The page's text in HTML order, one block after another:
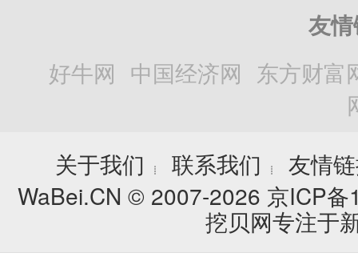
友
好牛网 中国经济网 东方财富
关于我们
┊ 联系我们 ┊
友情
WaBei.CN © 2007-2026 京ICP
挖贝网专注于